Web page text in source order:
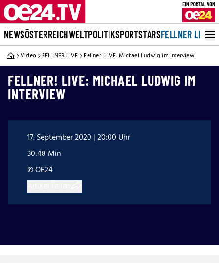
NEWSÖSTERREICHWELTPOLITIKSPORTSTARSFELLNER LIVE
Video FELLNER LIVE Fellner! LIVE: Michael Ludwig im Interview
FELLNER! LIVE: MICHAEL LUDWIG IM
INTERVIEW
17. September 2020 | 20:00 Uhr
30:48 Min
© OE24